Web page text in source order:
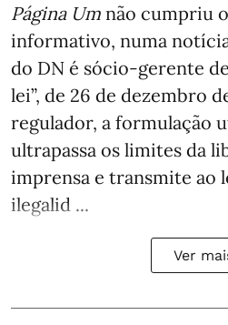
Página Um não cumpriu
informativo, numa
do DN é sócio‑gerente
lei”, de 26 de dezembro
regulador, a formulação
ultrapassa os limites da
imprensa e transmite ao
ilegalid ...
Ver